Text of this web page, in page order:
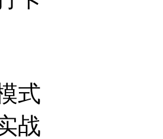
式
战